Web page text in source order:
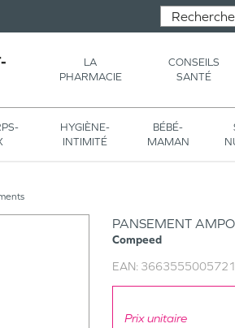
LA
PHARMACIE
CONSEILS
SANTÉ
HYGIÈNE-
INTIMITÉ
BÉBÉ-
MAMAN
PANSEMENT
Compeed
EAN: 3663555005721
Prix unitaire